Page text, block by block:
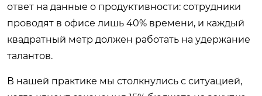
ответ на данные о продуктивности: сотрудники
проводят в офисе лишь 40% времени, и каждый
квадратный метр должен работать на удержание
талантов.
В нашей практике мы столкнулись с ситуацией,